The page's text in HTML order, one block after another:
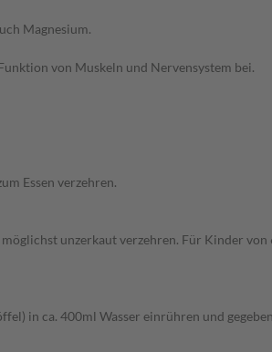
Magnesium.
von Muskeln und Nervensystem bei.
Essen verzehren.
möglichst unzerkaut verzehren. Für Kinder
in ca. 400ml Wasser einrühren und